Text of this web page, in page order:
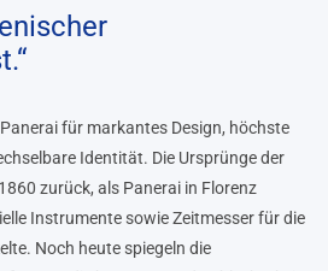
für markantes Design, höchste
Identität. Die Ursprünge der
zurück, als Panerai in Florenz
Instrumente sowie Zeitmesser für die
Noch heute spiegeln die